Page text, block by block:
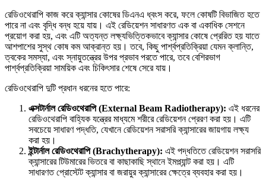
রেডিওথেরাপি কাজ করে ক্যান্সার কোষের ডিএনএ ধ্বংস করে, ফলে কোষটি বিভাজিত হতে
পারে না এবং বৃদ্ধি বন্ধ হয়ে যায়। এই রেডিয়েশন সাধারণত এক বা একাধিক সেশনে
প্রয়োগ করা হয়, এবং এটি অত্যন্ত লক্ষ্যভিত্তিকভাবে ক্যান্সার কোষে প্রেরিত হয় যাতে
আশপাশের সুস্থ কোষ কম আক্রান্ত হয়। তবে, কিছু পার্শ্বপ্রতিক্রিয়া যেমন ক্লান্তি,
ত্বকের সমস্যা, এবং স্নায়ুতন্ত্রের উপর প্রভাব পরতে পারে, তবে বেশিরভাগ
পার্শ্বপ্রতিক্রিয়া সাময়িক এবং চিকিৎসার শেষে সেরে যায়।
রেডিওথেরাপি দুটি প্রধান ধরনের হতে পারে:
এক্সটার্নালরেডিওথেরাপি (External Beam Radiotherapy): এই ধরনের
রেডিওথেরাপি বাহ্যিক যন্ত্রের মাধ্যমে শরীরে রেডিয়েশন প্রেরণ করা হয়। এটি
সবচেয়ে সাধারণ পদ্ধতি, যেখানে রেডিয়েশন সরাসরি ক্যান্সারের জায়গায় লক্ষ্য
করা হয়।
ইন্টার্নালরেডিওথেরাপি (Brachytherapy): এই পদ্ধতিতে রেডিয়েশন সরাসরি
ক্যান্সারের টিউমারের ভিতরে বা কাছাকাছি স্থানে ইমপ্ল্যান্ট করা হয়। এটি
সাধারণত প্রোস্টেট ক্যান্সার বা জরায়ুর ক্যান্সারের ক্ষেত্রে ব্যবহার করা হয়।